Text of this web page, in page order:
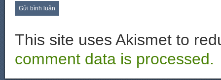
This site uses Akismet to
comment data is processed.